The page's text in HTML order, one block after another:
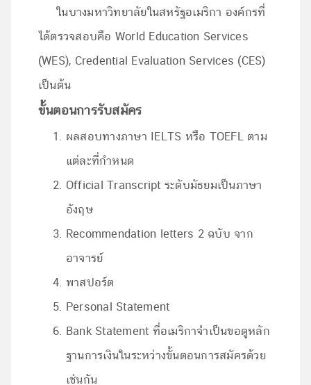
ในบางมหาวิทยาลัยในสหรัฐอเมริกา องค์กรที่
ได้ตรวจสอบคือ World Education Services
(WES), Credential Evaluation Services (CES)
เป็นต้น
ขั้นตอนการรับสมัคร
ผลสอบทางภาษา IELTS หรือ TOEFL ตาม
แต่ละที่กำหนด
Official Transcript ระดับมัธยมเป็นภาษา
อังฤษ
Recommendation letters 2 ฉบับ จาก
อาจารย์
พาสปอร์ต
Personal Statement
Bank Statement ที่อเมริกาจำเป็นขอดูหลัก
ฐานการเงินในระหว่างขั้นตอนการสมัครด้วย
เช่นกัน